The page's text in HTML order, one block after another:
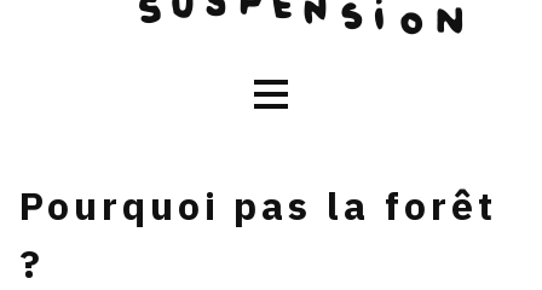
Pourquoi pas la forêt
?